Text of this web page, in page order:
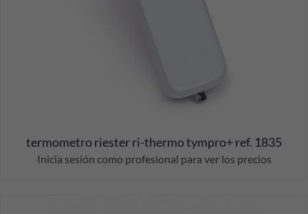
termometro riester ri-thermo tympro+ ref. 1835
Inicia sesión como profesional para ver los precios